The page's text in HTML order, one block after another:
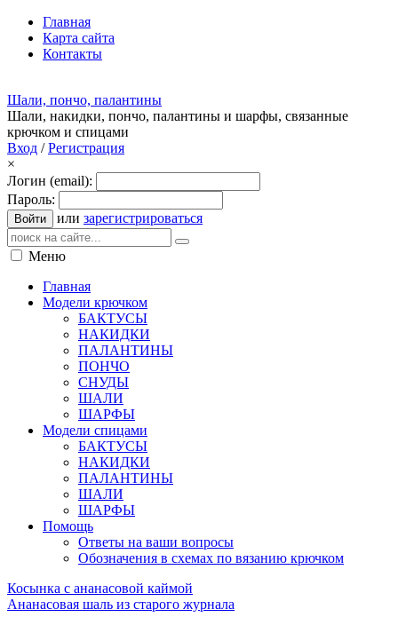
Главная
Карта сайта
Контакты
Шали, пончо, палантины
Шали, накидки, пончо, палантины и шарфы, связанные
крючком и спицами
Вход /Регистрация
×
Логин (email):
Пароль:
Войти или зарегистрироваться
Меню
Главная
Модели крючком
БАКТУСЫ
НАКИДКИ
ПАЛАНТИНЫ
ПОНЧО
СНУДЫ
ШАЛИ
ШАРФЫ
Модели спицами
БАКТУСЫ
НАКИДКИ
ПАЛАНТИНЫ
ШАЛИ
ШАРФЫ
Помощь
Ответы на ваши вопросы
Обозначения в схемах по вязанию крючком
Косынка с ананасовой каймой
Ананасовая шаль из старого журнала